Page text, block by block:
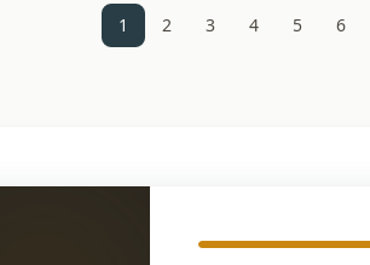
1 2 3 4 5 6